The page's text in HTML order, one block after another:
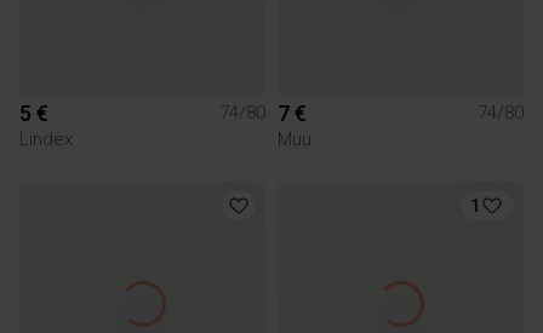
5 €
74/80
Lindex
7 €
74/80
Muu
1